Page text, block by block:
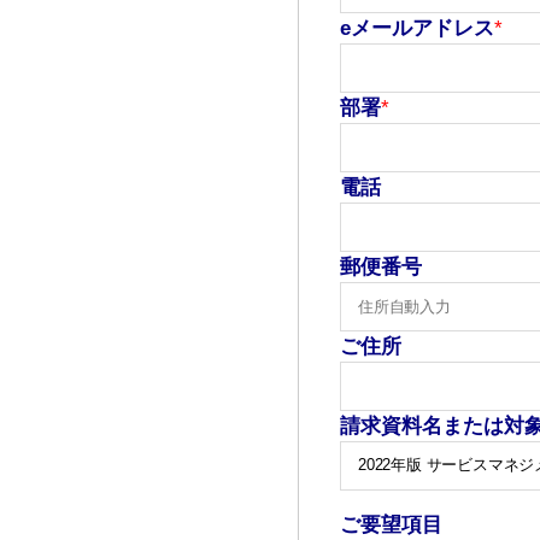
eメールアドレス*
部署*
電話
郵便番号
ご住所
請求資料名または対
ご要望項目